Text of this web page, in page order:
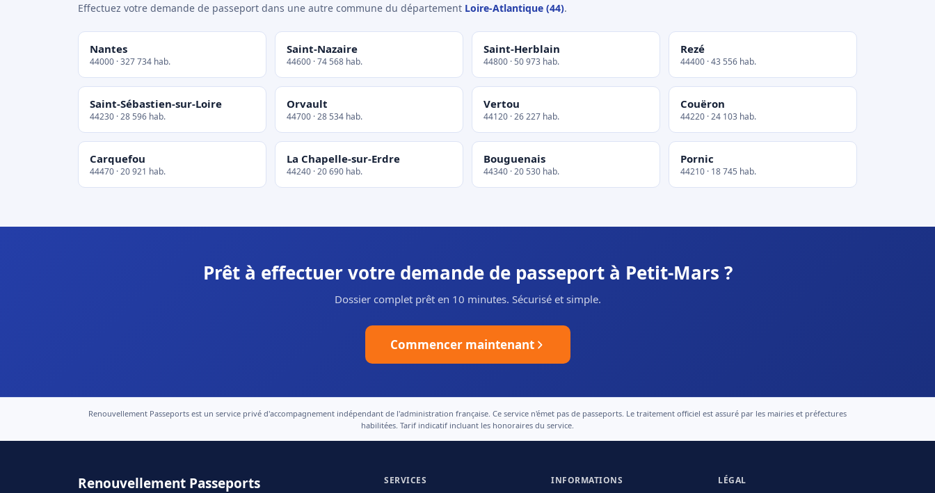
Effectuez votre demande de passeport dans une autre commune du département Loire-Atlantique (44).
Nantes
44000 · 327 734 hab.
Saint-Nazaire
44600 · 74 568 hab.
Saint-Herblain
44800 · 50 973 hab.
Rezé
44400 · 43 556 hab.
Saint-Sébastien-sur-Loire
44230 · 28 596 hab.
Orvault
44700 · 28 534 hab.
Vertou
44120 · 26 227 hab.
Couëron
44220 · 24 103 hab.
Carquefou
44470 · 20 921 hab.
La Chapelle-sur-Erdre
44240 · 20 690 hab.
Bouguenais
44340 · 20 530 hab.
Pornic
44210 · 18 745 hab.
Prêt à effectuer votre demande de passeport à Petit-Mars ?
Dossier complet prêt en 10 minutes. Sécurisé et simple.
Commencer maintenant
Renouvellement Passeports est un service privé d'accompagnement indépendant de l'administration française. Ce service n'émet pas de passeports. Le traitement officiel est assuré par les mairies et préfectures
habilitées. Tarif indicatif incluant les honoraires du service.
Renouvellement Passeports SERVICES INFORMATIONS LÉGAL